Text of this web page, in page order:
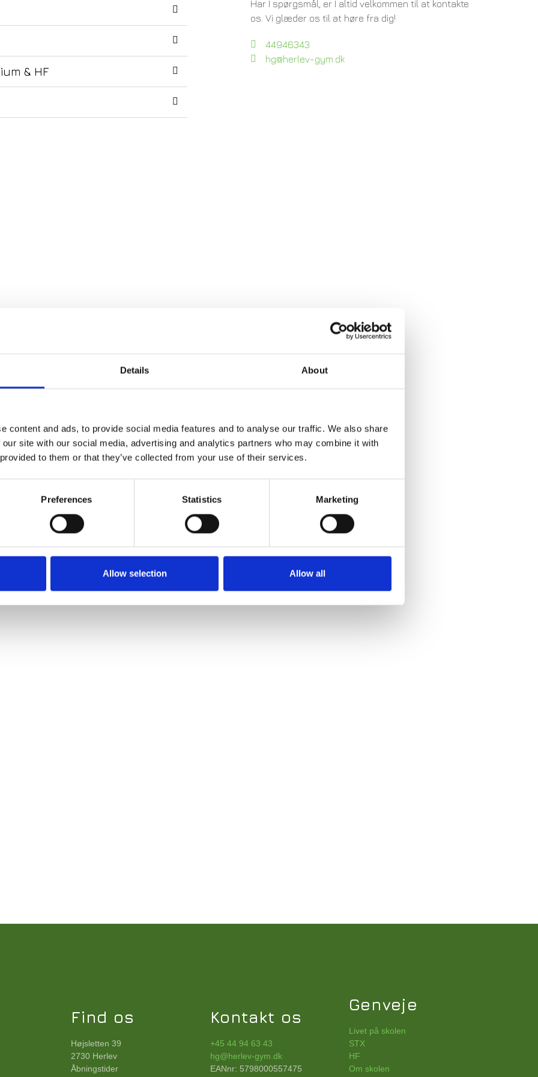
Details About
content and ads, to provide social media features and to analyse our traffic. We also share
site with our social media, advertising and analytics partners who may combine it with
to them or that they’ve collected from your use of their services.
Preferences Statistics Marketing
Allow selection Allow all
& HF
Har I spørgsmål, er I altid velkommen til at kontakte
os. Vi glæder os til at høre fra dig!
44946343
hg@herlev-gym.dk
Find os
Højsletten 39
2730 Herlev
Åbningstider
Kontakt os
+45 44 94 63 43
hg@herlev-gym.dk
EANnr: 5798000557475
Genveje
Livet på skolen
STX
HF
Om skolen